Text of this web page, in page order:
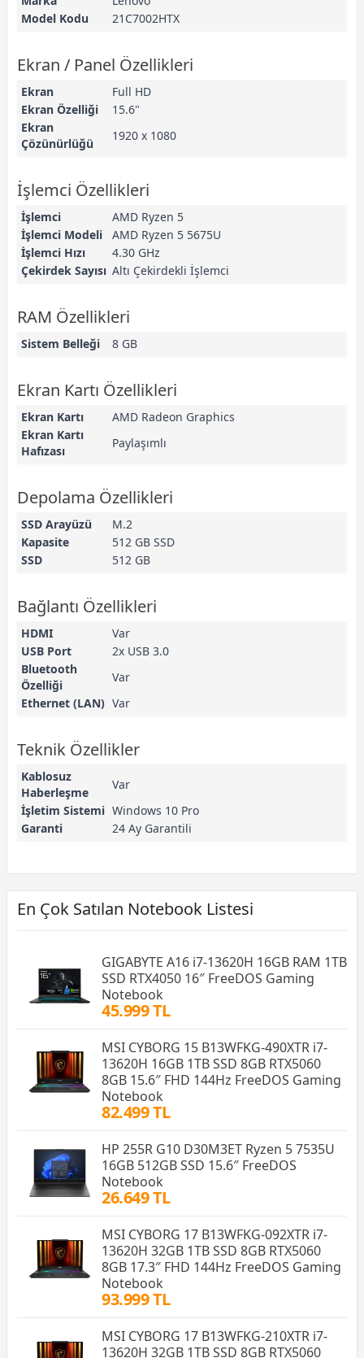
Model Kodu
21C7002HTX
Ekran / Panel Özellikleri
Ekran
Full HD
Ekran Özelliği
15.6"
Ekran
Çözünürlüğü
1920 x 1080
İşlemci Özellikleri
İşlemci
AMD Ryzen 5
İşlemci Modeli
AMD Ryzen 5 5675U
İşlemci Hızı
4.30 GHz
Çekirdek Sayısı Altı Çekirdekli İşlemci
RAM Özellikleri
Sistem Belleği 8 GB
Ekran Kartı Özellikleri
Ekran Kartı
AMD Radeon Graphics
Ekran Kartı
Hafızası
Paylaşımlı
Depolama Özellikleri
SSD Arayüzü
M.2
Kapasite
512 GB SSD
SSD
512 GB
Bağlantı Özellikleri
HDMI
Var
USB Port
2x USB 3.0
Bluetooth
Özelliği
Var
Ethernet (LAN) Var
Teknik Özellikler
Kablosuz
Haberleşme
Var
İşletim Sistemi Windows 10 Pro
Garanti
24 Ay Garantili
En Çok Satılan Notebook Listesi
GIGABYTE A16 i7-13620H 16GB RAM 1TB
SSD RTX4050 16″ FreeDOS Gaming
Notebook
45.999 TL
MSI CYBORG 15 B13WFKG-490XTR i7-
13620H 16GB 1TB SSD 8GB RTX5060
8GB 15.6″ FHD 144Hz FreeDOS Gaming
Notebook
82.499 TL
HP 255R G10 D30M3ET Ryzen 5 7535U
16GB 512GB SSD 15.6″ FreeDOS
Notebook
26.649 TL
MSI CYBORG 17 B13WFKG-092XTR i7-
13620H 32GB 1TB SSD 8GB RTX5060
8GB 17.3″ FHD 144Hz FreeDOS Gaming
Notebook
93.999 TL
MSI CYBORG 17 B13WFKG-210XTR i7-
13620H 32GB 1TB SSD 8GB RTX5060